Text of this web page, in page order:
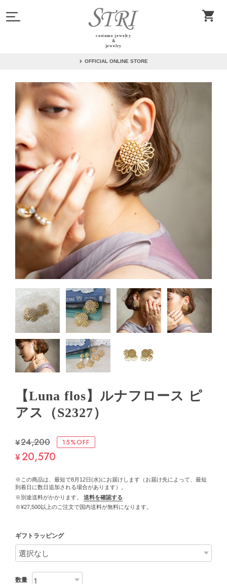
costume jewelry
＆
jewelry
OFFICIAL ONLINE STORE
【Luna flos】ルナフロース ピ
アス（S2327）
¥24,200 15%OFF
¥20,570
※この商品は、最短で8月12日(水)にお届けします（お届け先によって、最短
到着日に数日追加される場合があります）。
※別途送料がかかります。
送料を確認する
※¥27,500以上のご注文で国内送料が無料になります。
ギフトラッピング
数量